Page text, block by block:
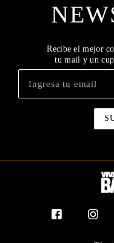
Recibe el mejor
tu mail y un